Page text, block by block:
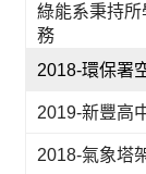
綠能系秉持
務
2018-環保署
2019-新豐高
2018-氣象塔